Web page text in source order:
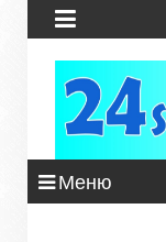

Меню